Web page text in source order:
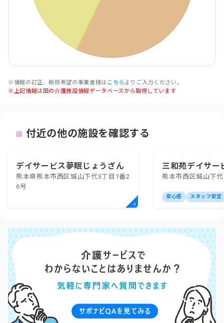
※情報の訂正、削除希望の事業者様は こちら よりご入力ください。
※上記情報は国の介護施設情報データベースから取得しています
付近の他の施設を確認する
デイサービス夢眠じょうざん
熊本県熊本市西区城山下代3丁目1番2
6号
三和苑デイサー
熊本市西区城山下
安心感 スタッフ安定